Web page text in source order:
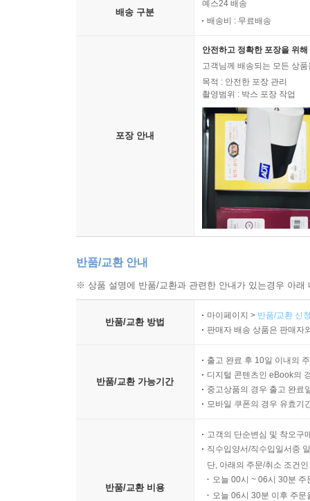
배송 구분
예스24 배송
배송비 : 무료배송
포장 안내
안전하고 정확한 포장을 위
고객님께 배송되는 모든 상
목적 : 안전한 포장 관리
촬영범위 : 박스 포장 작업
반품/교환 안내
※ 상품 설명에 반품/교환과 관련한 안내가 있는경우 아
반품/교환 방법
마이페이지 > 반품/교환 신
판매자 배송 상품은 판매자
반품/교환 가능기간
출고 완료 후 10일 이내의
디지털 콘텐츠인 eBook의
중고상품의 경우 출고 완료
모바일 쿠폰의 경우 유효기
반품/교환 비용
고객의 단순변심 및 착오구
직수입양서/직수입일서중
단, 아래의 주문/취소 조건
오늘 00시 ~ 06시 30분
오늘 06시 30분 이후 주